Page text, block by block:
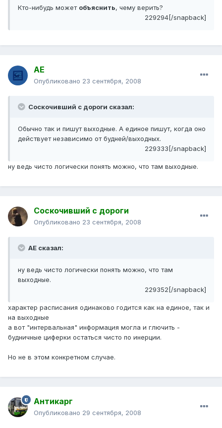
Кто-нибудь может объяснить, чему верить?
229294[/snapback]
АЕ
Опубликовано 23 сентября, 2008
Соскочивший с дороги сказал:
Обычно так и пишут выходные. А единое пишут, когда оно
действует независимо от будней/выходных.
229333[/snapback]
ну ведь чисто логически понять можно, что там выходные.
Соскочивший с дороги
Опубликовано 23 сентября, 2008
АЕ сказал:
ну ведь чисто логически понять можно, что там
выходные.
229352[/snapback]
характер расписания одинаково годится как на единое, так и
на выходные
а вот "интервальная" информация могла и глючить -
будничные циферки остаться чисто по инерции.
Но не в этом конкретном случае.
Антикарг
Опубликовано 29 сентября, 2008